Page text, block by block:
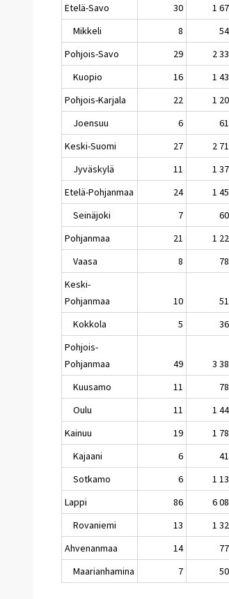
Etelä-Savo
30 1
Mikkeli
8
Pohjois-Savo
29 2
Kuopio
16 1
Pohjois-Karjala
22 1
Joensuu
6
Keski-Suomi
27 2
Jyväskylä
11 1
Etelä-Pohjanmaa
24 1
Seinäjoki
7
Pohjanmaa
21 1
Vaasa
8
Keski-
Pohjanmaa
10
Kokkola
5
Pohjois-
Pohjanmaa
49 3
Kuusamo
11
Oulu
11 1
Kainuu
19 1
Kajaani
6
Sotkamo
6 1
Lappi
86 6
Rovaniemi
13 1
Ahvenanmaa
14
Maarianhamina
7